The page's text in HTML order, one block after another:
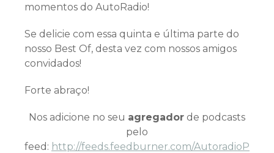
momentos do AutoRadio!
Se delicie com essa quinta e última parte do
nosso Best Of, desta vez com nossos amigos
convidados!
Forte abraço!
Nos adicione no seu agregador de podcasts
pelo
feed: http://feeds.feedburner.com/AutoradioP